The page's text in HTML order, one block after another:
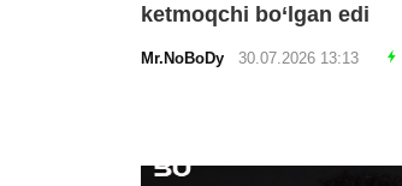
ketmoqchi bo‘lgan edi
Mr.NoBoDy 30.07.2026 13:13